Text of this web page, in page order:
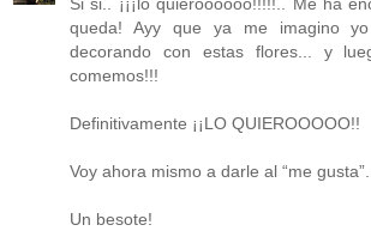
Si si.. ¡¡¡lo quieroooooo!!!!!.. Me ha
queda! Ayy que ya me imagino
decorando con estas flores... y
comemos!!!
Definitivamente ¡¡LO QUIEROOOOO!!
Voy ahora mismo a darle al “me
Un besote!